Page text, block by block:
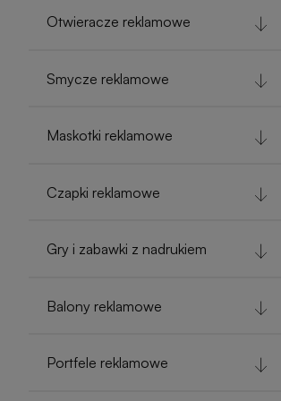
Otwieracze reklamowe
Smycze reklamowe
Maskotki reklamowe
Czapki reklamowe
Gry i zabawki z nadrukiem
Balony reklamowe
Portfele reklamowe